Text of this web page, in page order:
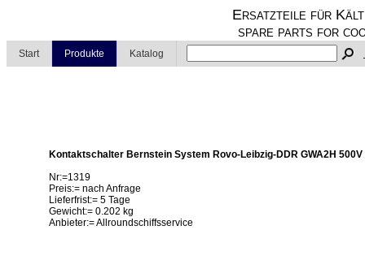
Ersatzteile für
spare parts for
Start Produkte Katalog
Kontaktschalter Bernstein System Rovo-Leibzig-DDR GWA2H 500V
Nr:=1319
Preis:= nach Anfrage
Lieferfrist:= 5 Tage
Gewicht:= 0.202 kg
Anbieter:= Allroundschiffsservice